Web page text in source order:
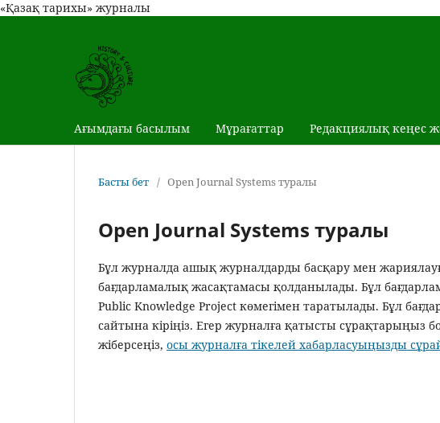
«Қазақ тарихы» журналы
Ағымдағы басылым Мұрағаттар Редакциялық кеңес
Басты бет / Open Journal Systems туралы
Open Journal Systems туралы
Бұл журналда ашық журналдарды басқару мен
бағдарламалық жасақтамасы қолданылады. Бұл
Public Knowledge Project көмегімен таратылады. Бұл
сайтына кіріңіз. Егер журналға қатысты сұрақтарыңыз
жіберсеңіз, осы журналға тікелей хабарласуыңызды